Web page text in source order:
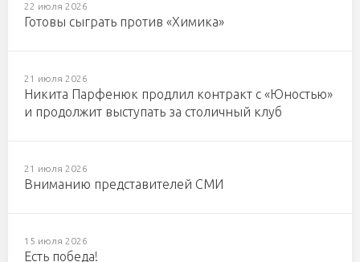
22 июля 2026
Готовы сыграть против «Химика»
21 июля 2026
Никита Парфенюк продлил контракт с «Юностью»
и продолжит выступать за столичный клуб
21 июля 2026
Вниманию представителей СМИ
15 июля 2026
Есть победа!